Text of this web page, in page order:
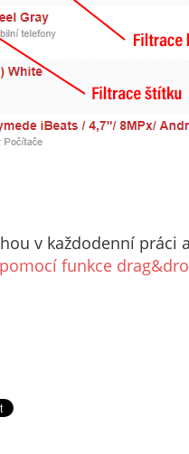
v každodenní práci
funkce